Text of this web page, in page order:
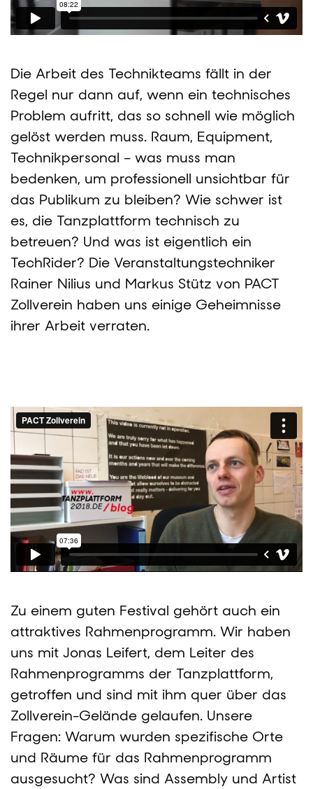
Die Arbeit des Technikteams fällt in der
Regel nur dann auf, wenn ein technisches
Problem aufritt, das so schnell wie möglich
gelöst werden muss. Raum, Equipment,
Technikpersonal – was muss man
bedenken, um professionell unsichtbar für
das Publikum zu bleiben? Wie schwer ist
es, die Tanzplattform technisch zu
betreuen? Und was ist eigentlich ein
TechRider? Die Veranstaltungstechniker
Rainer Nilius und Markus Stütz von PACT
Zollverein haben uns einige Geheimnisse
ihrer Arbeit verraten.
Zu einem guten Festival gehört auch ein
attraktives Rahmenprogramm. Wir haben
uns mit Jonas Leifert, dem Leiter des
Rahmenprogramms der Tanzplattform,
getroffen und sind mit ihm quer über das
Zollverein-Gelände gelaufen. Unsere
Fragen: Warum wurden spezifische Orte
und Räume für das Rahmenprogramm
ausgesucht? Was sind Assembly und Artist